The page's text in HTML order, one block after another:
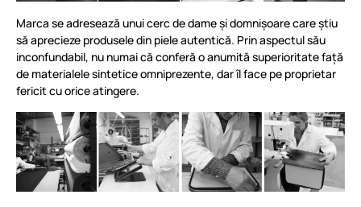
Marca se adresează unui cerc de dame și domnișoare care știu
să aprecieze produsele din piele autentică. Prin aspectul său
inconfundabil, nu numai că conferă o anumită superioritate față
de materialele sintetice omniprezente, dar îl face pe proprietar
fericit cu orice atingere.